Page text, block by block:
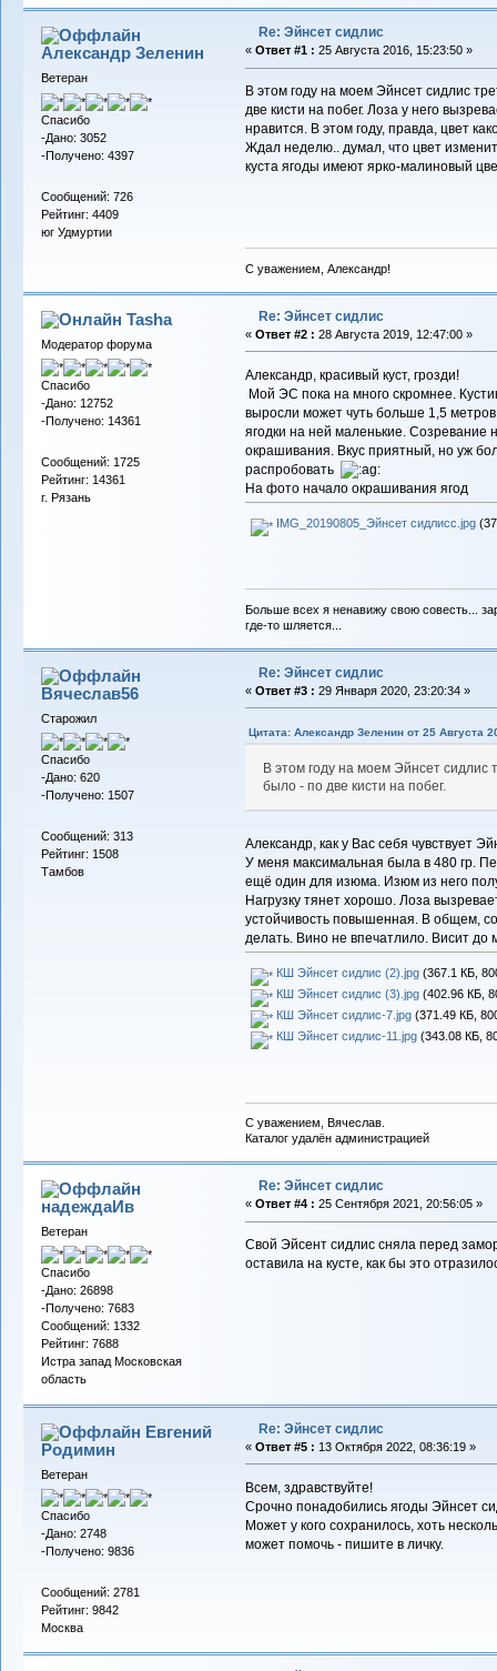
Александр Зеленин
Ветеран
Спасибо
-Дано: 3052
-Получено: 4397
Сообщений: 726
Рейтинг: 4409
юг Удмуртии
Re: Эйнсет сидлис
« Ответ #1 : 25 Августа 2016, 15:23:50 »
В этом году на моем Эйнсет сидлис
две кисти на побег. Лоза у него
нравится. В этом году, правда, цвет
Ждал неделю.. думал, что цвет
куста ягоды имеют ярко-малиновый
С уважением, Александр!
Tasha
Модератор форума
Спасибо
-Дано: 12752
-Получено: 14361
Сообщений: 1725
Рейтинг: 14361
г. Рязань
Re: Эйнсет сидлис
« Ответ #2 : 28 Августа 2019, 12:47:00 »
Александр, красивый куст, грозди!
Мой ЭС пока на много скромнее.
выросли может чуть больше 1,5
ягодки на ней маленькие.
окрашивания. Вкус приятный, но уж
распробовать
На фото начало окрашивания ягод
IMG_20190805_Эйнсет сидлисс.jpg
Больше всех я ненавижу свою совесть...
где-то шляется...
Вячеслав56
Старожил
Спасибо
-Дано: 620
-Получено: 1507
Сообщений: 313
Рейтинг: 1508
Тамбов
Re: Эйнсет сидлис
« Ответ #3 : 29 Января 2020, 23:20:34 »
Цитата: Александр Зеленин от 25 Августа
В этом году на моем Эйнсет сидлис
было - по две кисти на побег.
Александр, как у Вас себя чувствует
У меня максимальная была в 480 гр.
ещё один для изюма. Изюм из него
Нагрузку тянет хорошо. Лоза
устойчивость повышенная. В общем,
делать. Вино не впечатлило. Висит до
КШ Эйнсет сидлис (2).jpg(367.1 КБ,
КШ Эйнсет сидлис (3).jpg(402.96 КБ,
КШ Эйнсет сидлис-7.jpg(371.49 КБ,
КШ Эйнсет сидлис-11.jpg(343.08 КБ,
С уважением, Вячеслав.
Каталог удалён администрацией
надеждаИв
Ветеран
Спасибо
-Дано: 26898
-Получено: 7683
Сообщений: 1332
Рейтинг: 7688
Истра запад Московская
область
Re: Эйнсет сидлис
« Ответ #4 : 25 Сентября 2021, 20:56:05 »
Свой Эйсент сидлис сняла перед
оставила на кусте, как бы это
Евгений
Родимин
Ветеран
Спасибо
-Дано: 2748
-Получено: 9836
Сообщений: 2781
Рейтинг: 9842
Москва
Re: Эйнсет сидлис
« Ответ #5 : 13 Октября 2022, 08:36:19 »
Всем, здравствуйте!
Срочно понадобились ягоды Эйнсет
Может у кого сохранилось, хоть
может помочь - пишите в личку.